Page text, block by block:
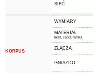
SIEĆ
KORPUS
WYMIARY
MATERIAŁ
front, spód, ramka
ZŁĄCZA
GNIAZDO